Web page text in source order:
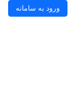
ورود به سامانه